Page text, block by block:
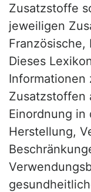
Zusatzstoffe
jeweiligen
Französische,
Dieses
Informationen
Zusatzstoffen
Einordnung in
Herstellung,